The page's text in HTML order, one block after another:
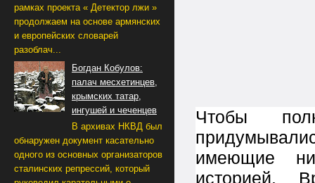
Чтобы
имеющие
историей.
рамках проекта « Детектор лжи »
продолжаем на основе армянских
и европейских словарей
разоблач...
Богдан Кобулов:
палач месхетинцев,
крымских татар,
ингушей и чеченцев
В архивах НКВД был
обнаружен документ касательно
одного из основных организаторов
сталинских репрессий, который